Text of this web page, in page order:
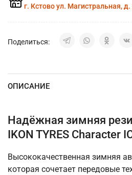
г. Кстово ул. Магистральная, д.
Поделиться:
ОПИСАНИЕ
Надёжная зимняя
IKON TYRES Character
Высококачественная зимняя
которая сочетает передовые